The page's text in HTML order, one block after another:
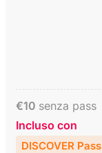
€10 senza pass
Incluso con
DISCOVER Pass